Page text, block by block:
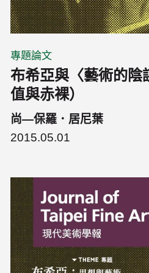
專題論文
布希亞與〈藝術的陰
值與赤裸）
尚—保羅．居尼葉
2015.05.01